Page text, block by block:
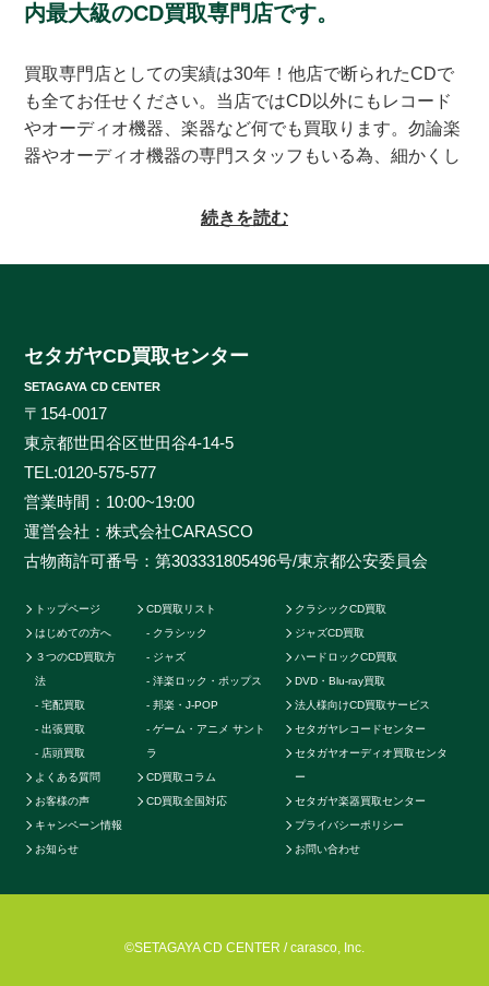
内最大級のCD買取専門店です。
買取専門店としての実績は30年！他店で断られたCDで
も全てお任せください。当店ではCD以外にもレコード
やオーディオ機器、楽器など何でも買取ります。勿論楽
器やオーディオ機器の専門スタッフもいる為、細かくし
買取専門店もある為、古いレコードの処分に困っている
ジャンルなんでも大丈夫！ロック、ジャズ、ソウル、歌
も知らないマイナータイトルまで何でもお売りくださ
めに、各ジャンルに精通したベテランのスタッフが一つ
一つ丁寧に査定を行わせて頂きます。過去の莫大な買取
データに加えて世界中の最新相場チャートを照らし合わ
せ、ただ買い取るだけのサービスとは一線を画する「的
確な」査定はどこにも真似出来ません。ご自宅で聴かな
古相場は日々変動しています。それは国内だけではなく
世界基準の価格相場でも同じです。当店では国内のネッ
トワークだけでなく、アメリカやカナダ、イギリスなど
の海外ネットワークも強く、日本では人気のないCDで
も高く買取ることが可能です。業界トップの高価買取を
実現することができます。例えばクラシックのCDでも
高音質盤か通常盤で全く値段が変わってきたり、ロック
やポップス系CDで帯の形状や製造年によって何十倍に
様々です。他店より1円でも高く買い取らせて頂く為に
CDを処分したい・売りたい・現金化したいなど、お客
続きを読む
セタガヤCD買取センター
SETAGAYA CD CENTER
〒154-0017
東京都世田谷区世田谷4-14-5
TEL:0120-575-577
営業時間：10:00~19:00
運営会社：株式会社CARASCO
古物商許可番号：第303331805496号/東京都公安委員会
トップページ
はじめての方へ
３つのCD買取方
法
宅配買取
出張買取
店頭買取
よくある質問
お客様の声
キャンペーン情報
お知らせ
CD買取リスト
クラシック
ジャズ
洋楽ロック・ポップス
邦楽・J-POP
ゲーム・アニメ サント
ラ
CD買取コラム
CD買取全国対応
クラシックCD買取
ジャズCD買取
ハードロックCD買取
DVD・Blu-ray買取
法人様向けCD買取サービス
セタガヤレコードセンター
セタガヤオーディオ買取センタ
ー
セタガヤ楽器買取センター
プライバシーポリシー
お問い合わせ
©SETAGAYA CD CENTER / carasco, Inc.